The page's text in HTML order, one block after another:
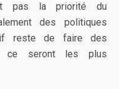
pas la priorité du
des politiques
reste de faire des
ce seront les plus